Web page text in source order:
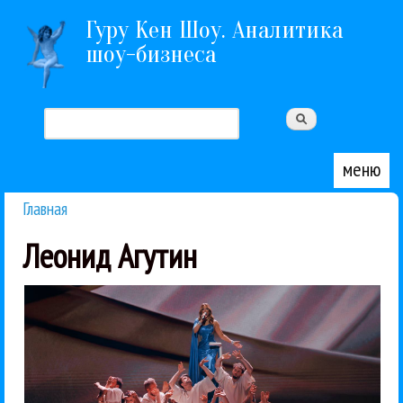
Перейти к основному содержанию
Гуру Кен Шоу. Аналитика
шоу-бизнеса
Форма поиска
меню
Главная
Леонид Агутин
Спорные и бесспорные
победители премии
Ани Лорак
Крид
выступили Филипп Киркоров, Игорь Крутой,
Полина Гагарина, Ани Лорак, Дима Билан, Егор
Крид, Мари Краймбрери и...